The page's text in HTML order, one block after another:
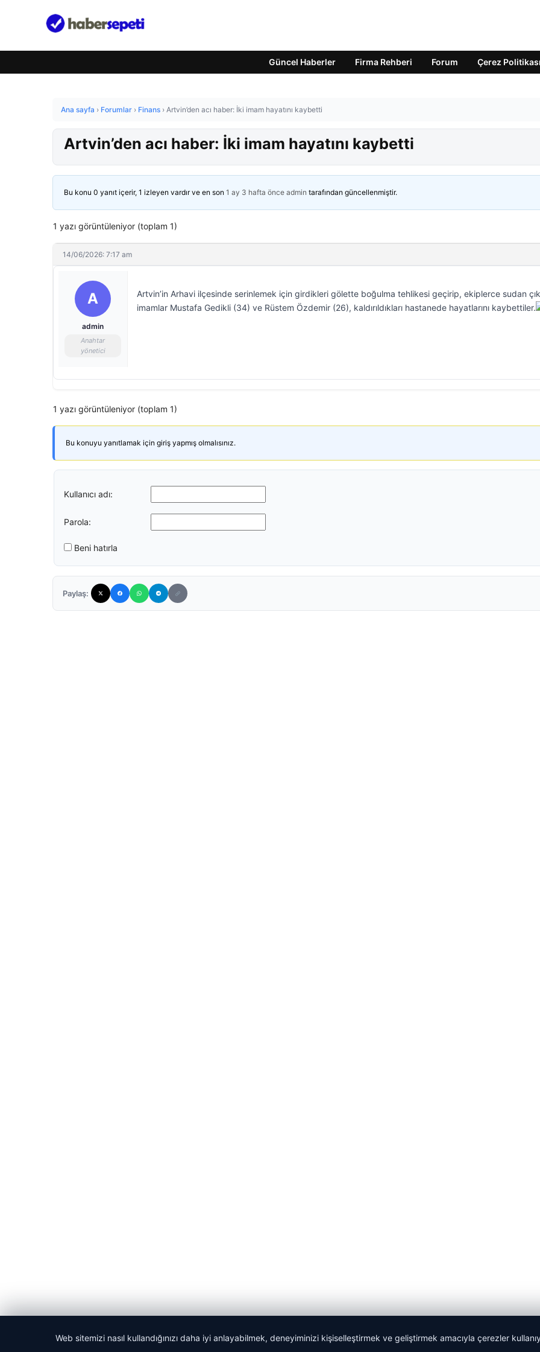
Güncel Haberler Firma Rehberi Forum Çerez Politikası
Ana sayfa › Forumlar › Finans › Artvin’den acı haber: İki imam hayatını kaybetti
Artvin’den acı haber: İki imam hayatını kaybetti
Bu konu 0 yanıt içerir, 1 izleyen vardır ve en son 1 ay 3 hafta önce admin tarafından güncellenmiştir.
1 yazı görüntüleniyor (toplam 1)
14/06/2026: 7:17 am
A
admin
Anahtar
yönetici
Artvin’in Arhavi ilçesinde serinlemek için girdikleri gölette boğulma tehlikesi geçirip, ekiplerce sudan
imamlar Mustafa Gedikli (34) ve Rüstem Özdemir (26), kaldırıldıkları hastanede hayatlarını kaybettiler.
1 yazı görüntüleniyor (toplam 1)
Bu konuyu yanıtlamak için giriş yapmış olmalısınız.
Kullanıcı adı:
Parola:
Beni hatırla
Paylaş:
Web sitemizi nasıl kullandığınızı daha iyi anlayabilmek, deneyiminizi kişiselleştirmek ve geliştirmek amacıyla çerezler